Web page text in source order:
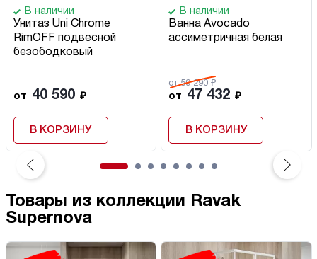
В наличии
Унитаз Uni Chrome
RimOFF подвесной
безободковый
от 40 590 ₽
В КОРЗИНУ
В наличии
Ванна Avocado
ассиметричная белая
от 59 290 ₽
от 47 432 ₽
В КОРЗИНУ
Товары из коллекции Ravak
Supernova